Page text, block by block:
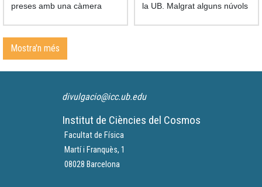
preses amb una càmera
la UB. Malgrat alguns núvols
Mostra'n més
divulgacio@icc.ub.edu
Institut de Ciències del Cosmos
Facultat de Física
Martí i Franquès, 1
08028 Barcelona